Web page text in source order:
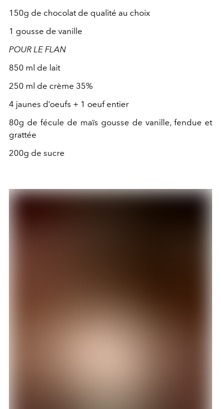
150g de chocolat de qualité au choix
1 gousse de vanille
POUR LE FLAN
850 ml de lait
250 ml de crème 35%
4 jaunes d’oeufs + 1 oeuf entier
80g de fécule de maïs gousse de vanille, fendue et
grattée
200g de sucre